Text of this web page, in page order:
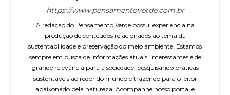
https://www.pensamentoverde.com.br
A redação do Pensamento Verde possui experiência na
produção de conteúdos relacionados ao tema da
sustentabilidade e preservação do meio ambiente. Estamos
sempre em busca de informações atuais, interessantes e de
grande relevância para a sociedade, pesquisando práticas
sustentáveis ao redor do mundo e trazendo para o leitor
apaixonado pela natureza. Acompanhe nosso portal e